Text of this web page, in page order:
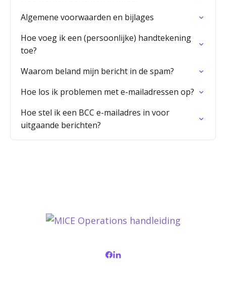
Algemene voorwaarden en bijlages
Hoe voeg ik een (persoonlijke) handtekening
toe?
Waarom beland mijn bericht in de spam?
Hoe los ik problemen met e-mailadressen op?
Hoe stel ik een BCC e-mailadres in voor
uitgaande berichten?